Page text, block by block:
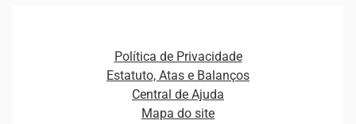
Plataformas e Motores de decisão
Curso Gratuito de Saúde Financeira
Distribuidores e representantes
Estrutura Organizacional
Política de Privacidade
Estatuto, Atas e Balanços
Central de Ajuda
Mapa do site